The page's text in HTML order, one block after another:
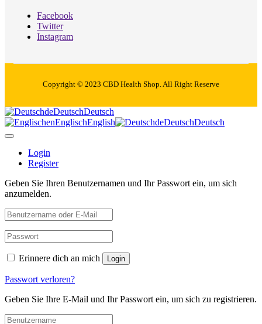
Facebook
Twitter
Instagram
Copyright © 2023 CBD Health Shop. All Right Reserve
deDeutschDeutsch
enEnglischEnglish deDeutschDeutsch
Login
Register
Geben Sie Ihren Benutzernamen und Ihr Passwort ein, um sich
anzumelden.
Erinnere dich an mich Login
Passwort verloren?
Geben Sie Ihre E-Mail und Ihr Passwort ein, um sich zu registrieren.